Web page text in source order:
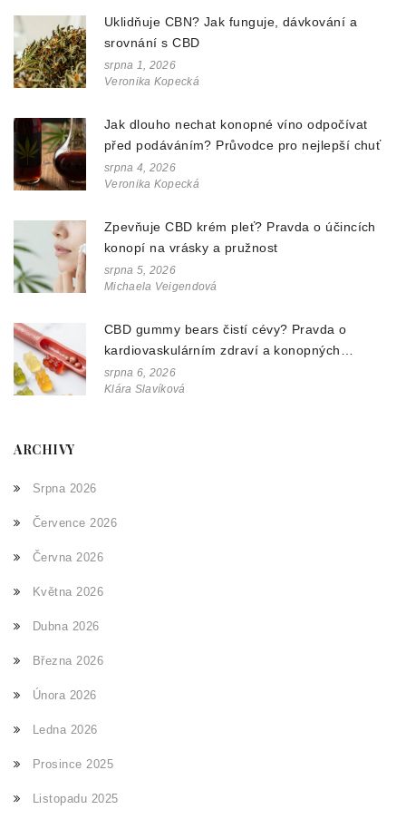
Uklidňuje CBN? Jak funguje, dávkování a
srovnání s CBD
srpna 1, 2026
Veronika Kopecká
Jak dlouho nechat konopné víno odpočívat
před podáváním? Průvodce pro nejlepší chuť
srpna 4, 2026
Veronika Kopecká
Zpevňuje CBD krém pleť? Pravda o účincích
konopí na vrásky a pružnost
srpna 5, 2026
Michaela Veigendová
CBD gummy bears čistí cévy? Pravda o
kardiovaskulárním zdraví a konopných
doplňcích
srpna 6, 2026
Klára Slavíková
ARCHIVY
Srpna 2026
Července 2026
Června 2026
Května 2026
Dubna 2026
Března 2026
Února 2026
Ledna 2026
Prosince 2025
Listopadu 2025